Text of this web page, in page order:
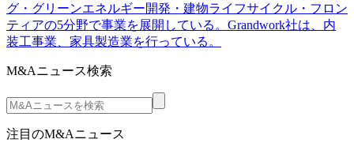
グ・グリーンエネルギー開発・建物ライフサイクル・フロン
ティアの5分野で事業を展開している。Grandwork社は、内
装工事業、家具製造業を行っている。
M&Aニュース検索
注目のM&Aニュース